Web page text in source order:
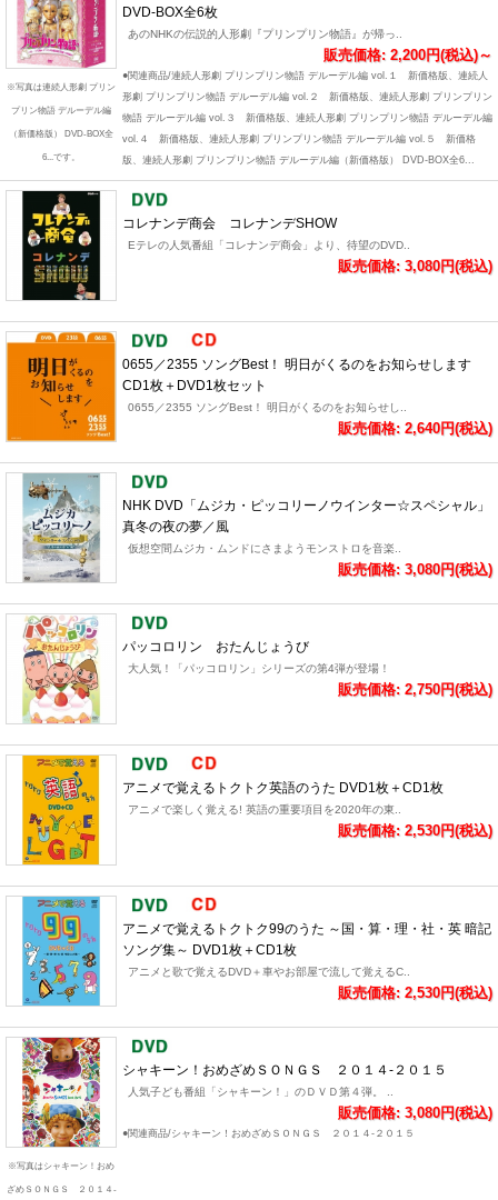
※写真は連続人形劇 プリン
プリン物語 デルーデル編
（新価格版） DVD-BOX全
6...です。
DVD-BOX全6枚
あのNHKの伝説的人形劇『プリンプリン物語』が帰っ..
販売価格: 2,200円(税込)～
●関連商品/連続人形劇 プリンプリン物語 デルーデル編 vol.１ 新価格版、連続人
形劇 プリンプリン物語 デルーデル編 vol.２ 新価格版、連続人形劇 プリンプリン
物語 デルーデル編 vol.３ 新価格版、連続人形劇 プリンプリン物語 デルーデル編
vol.４ 新価格版、連続人形劇 プリンプリン物語 デルーデル編 vol.５ 新価格
版、連続人形劇 プリンプリン物語 デルーデル編（新価格版） DVD-BOX全6...
コレナンデ商会 コレナンデSHOW
Eテレの人気番組「コレナンデ商会」より、待望のDVD..
販売価格: 3,080円(税込)
0655／2355 ソングBest！ 明日がくるのをお知らせします
CD1枚＋DVD1枚セット
0655／2355 ソングBest！ 明日がくるのをお知らせし..
販売価格: 2,640円(税込)
NHK DVD「ムジカ・ピッコリーノウインター☆スペシャル」
真冬の夜の夢／風
仮想空間ムジカ・ムンドにさまようモンストロを音楽..
販売価格: 3,080円(税込)
パッコロリン おたんじょうび
大人気！「パッコロリン」シリーズの第4弾が登場！
販売価格: 2,750円(税込)
アニメで覚えるトクトク英語のうた DVD1枚＋CD1枚
アニメで楽しく覚える! 英語の重要項目を2020年の東..
販売価格: 2,530円(税込)
アニメで覚えるトクトク99のうた ～国・算・理・社・英 暗記
ソング集～ DVD1枚＋CD1枚
アニメと歌で覚えるDVD＋車やお部屋で流して覚えるC..
販売価格: 2,530円(税込)
※写真はシャキーン！おめ
ざめＳＯＮＧＳ ２０１４-
シャキーン！おめざめＳＯＮＧＳ ２０１４-２０１５
人気子ども番組「シャキーン！」のＤＶＤ第４弾。 ..
販売価格: 3,080円(税込)
●関連商品/シャキーン！おめざめＳＯＮＧＳ ２０１４-２０１５